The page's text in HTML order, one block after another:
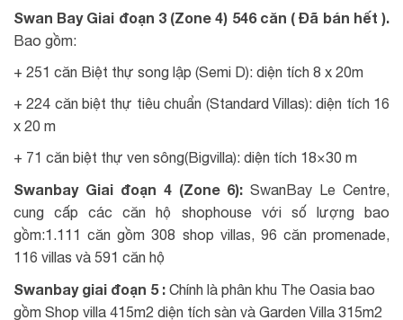
Swan Bay Giai đoạn 3 (Zone 4) 546 căn ( Đã bán hết ).
Bao gồm:
+ 251 căn Biệt thự song lập (Semi D): diện tích 8 x 20m
+ 224 căn biệt thự tiêu chuẩn (Standard Villas): diện tích 16
x 20 m
+ 71 căn biệt thự ven sông(Bigvilla): diện tích 18×30 m
Swanbay Giai đoạn 4 (Zone 6):SwanBay Le Centre,
cung cấp các căn hộ shophouse với số lượng bao
gồm:1.111 căn gồm 308 shop villas, 96 căn promenade,
116 villas và 591 căn hộ
Swanbay giai đoạn 5 : Chính là phân khu The Oasia bao
gồm Shop villa 415m2 diện tích sàn và Garden Villa 315m2